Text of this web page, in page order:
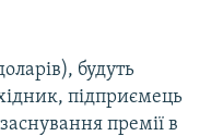
будуть
підприємець
премії в